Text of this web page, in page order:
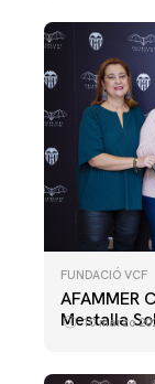
FUNDACIÓ VCF
AFAMMER
Mestalla
10 marzo